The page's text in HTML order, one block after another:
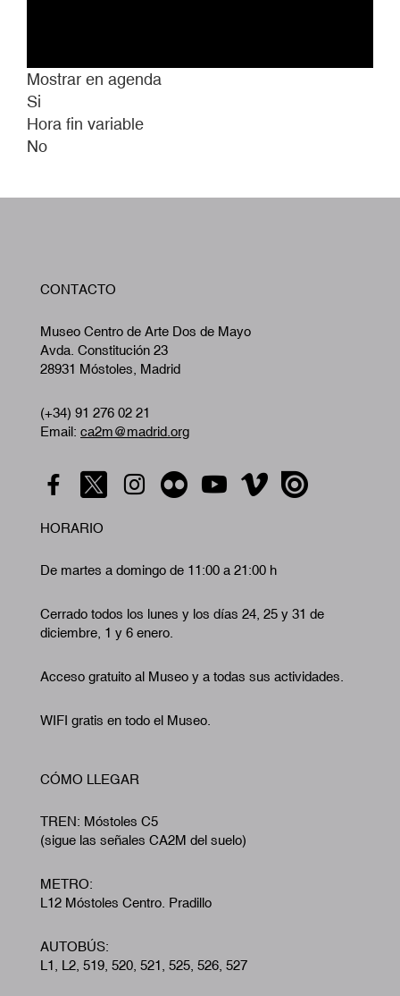
Mostrar en agenda
Si
Hora fin variable
No
CONTACTO
Museo Centro de Arte Dos de Mayo
Avda. Constitución 23
28931 Móstoles, Madrid
(+34) 91 276 02 21
Email: ca2m@madrid.org
HORARIO
De martes a domingo de 11:00 a 21:00 h
Cerrado todos los lunes y los días 24, 25 y 31 de
diciembre, 1 y 6 enero.
Acceso gratuito al Museo y a todas sus actividades.
WIFI gratis en todo el Museo.
CÓMO LLEGAR
TREN: Móstoles C5
(sigue las señales CA2M del suelo)
METRO:
L12 Móstoles Centro. Pradillo
AUTOBÚS:
L1, L2, 519, 520, 521, 525, 526, 527